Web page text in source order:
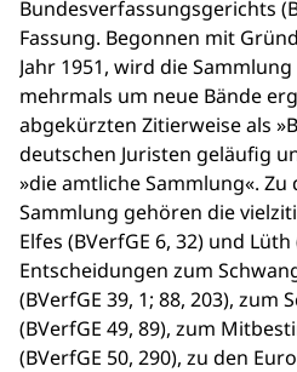
Bundesverfassungsgerichts
Fassung. Begonnen mit
Jahr 1951, wird die
mehrmals um neue Bände
abgekürzten Zitierweise als
deutschen Juristen geläufig
»die amtliche Sammlung«.
Sammlung gehören die
Elfes (BVerfGE 6, 32) und
Entscheidungen zum
(BVerfGE 39, 1; 88, 203), zum
(BVerfGE 49, 89), zum
(BVerfGE 50, 290), zu den